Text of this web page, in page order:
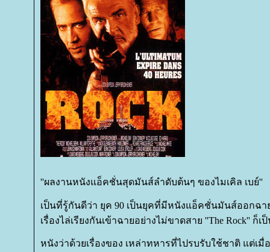
''ผลงานหนังแอ็คชั่นสุดมันส์ลำดับต้นๆ ของไมเคิล เบย์''
เป็นที่รู้กันดีว่า ยุค 90 เป็นยุคที่มีหนังแอ็คชั่นมันส์ออกฉ
เรื่องไล่เรียงกันเข้าฉายอย่างไม่ขาดสาย ''The Rock'' ก็
หนังว่าด้วยเรื่องของ เหล่าทหารที่ไปรบรับใช้ชาติ แต่เ